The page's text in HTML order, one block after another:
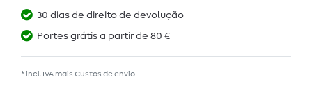
30 dias de direito de devolução
Portes grátis a partir de 80 €
* incl. IVA mais Custos de envio